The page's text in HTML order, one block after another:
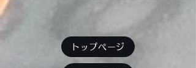
トップページ